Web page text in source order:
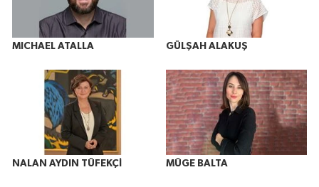
MICHAEL ATALLA GÜLŞAH ALAKUŞ
NALAN AYDIN TÜFEKÇİ MÜGE BALTA